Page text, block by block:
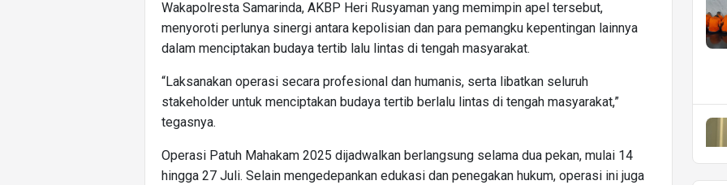
Wakapolresta Samarinda, AKBP Heri Rusyaman yang memimpin apel tersebut,
menyoroti perlunya sinergi antara kepolisian dan para pemangku kepentingan lainnya
dalam menciptakan budaya tertib lalu lintas di tengah masyarakat.
“Laksanakan operasi secara profesional dan humanis, serta libatkan seluruh
stakeholder untuk menciptakan budaya tertib berlalu lintas di tengah masyarakat,”
tegasnya.
Operasi Patuh Mahakam 2025 dijadwalkan berlangsung selama dua pekan, mulai 14
hingga 27 Juli. Selain mengedepankan edukasi dan penegakan hukum, operasi ini juga